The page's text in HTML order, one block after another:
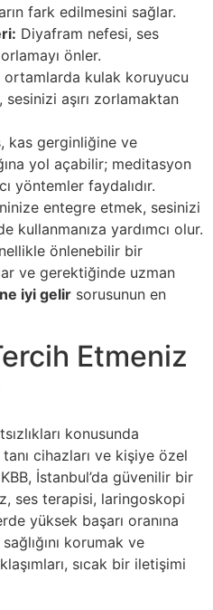
fark edilmesini sağlar.
Diyafram nefesi, ses
önler.
ortamlarda kulak koruyucu
sesinizi aşırı zorlamaktan
kas gerginliğine ve
yol açabilir; meditasyon
yöntemler faydalıdır.
entegre etmek, sesinizi
kullanmanıza yardımcı olur.
önlenebilir bir
ve gerektiğinde uzman
ne iyi gelir sorusunun en
Etmeniz
konusunda
cihazları ve kişiye özel
İstanbul’da güvenilir bir
ses terapisi, laringoskopi
yüksek başarı oranına
korumak ve
sıcak bir iletişimi